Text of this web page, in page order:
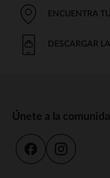
ENCUENTRA
DESCARGAR
Únete a la